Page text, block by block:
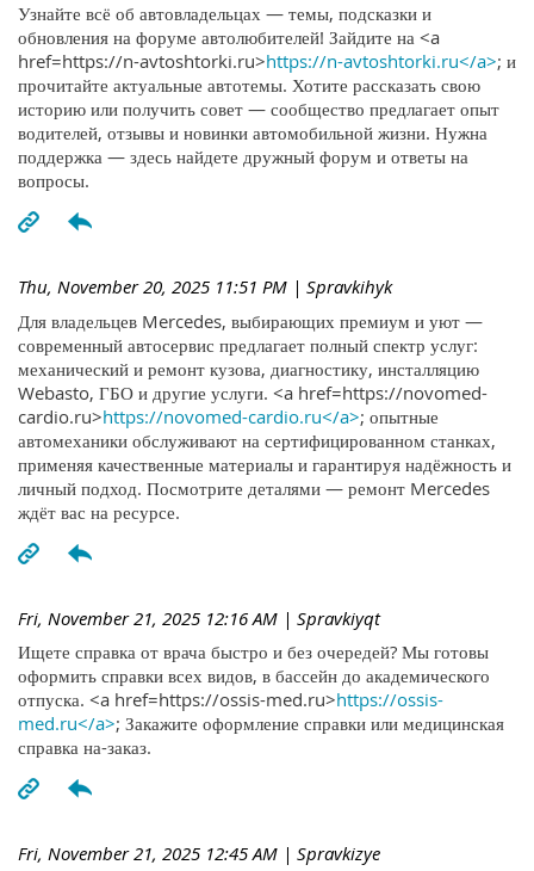
Узнайте всё об автовладельцах — темы, подсказки и
обновления на форуме автолюбителей! Зайдите на <a
href=https://n-avtoshtorki.ru>https://n-avtoshtorki.ru</a>; и
прочитайте актуальные автотемы. Хотите рассказать свою
историю или получить совет — сообщество предлагает опыт
водителей, отзывы и новинки автомобильной жизни. Нужна
поддержка — здесь найдете дружный форум и ответы на
вопросы.
Thu, November 20, 2025 11:51 PM | Spravkihyk
Для владельцев Mercedes, выбирающих премиум и уют —
современный автосервис предлагает полный спектр услуг:
механический и ремонт кузова, диагностику, инсталляцию
Webasto, ГБО и другие услуги. <a href=https://novomed-
cardio.ru>https://novomed-cardio.ru</a>; опытные
автомеханики обслуживают на сертифицированном станках,
применяя качественные материалы и гарантируя надёжность и
личный подход. Посмотрите деталями — ремонт Mercedes
ждёт вас на ресурсе.
Fri, November 21, 2025 12:16 AM | Spravkiyqt
Ищете справка от врача быстро и без очередей? Мы готовы
оформить справки всех видов, в бассейн до академического
отпуска. <a href=https://ossis-med.ru>https://ossis-
med.ru</a>; Закажите оформление справки или медицинская
справка на-заказ.
Fri, November 21, 2025 12:45 AM | Spravkizye